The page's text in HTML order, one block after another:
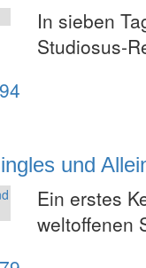
In sieben
Studiosus-
und
Ein erstes
weltoffenen